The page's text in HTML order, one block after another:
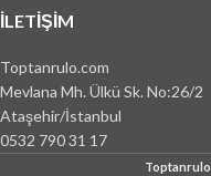
İLETIŞIM
Toptanrulo.com
Mevlana Mh. Ülkü Sk. No:26/2
Ataşehir/İstanbul
0532 790 31 17
Toptanrulo